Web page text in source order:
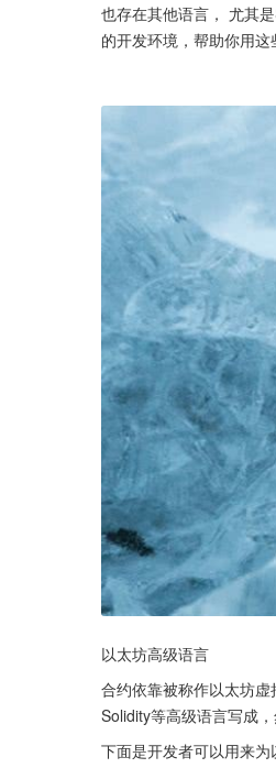
也存在其他语言， 尤其
的开发环境，帮助你用这
以太坊高级语言
合约依靠被称作以太坊
Solidity等高级语言写成
下面是开发者可以用来为